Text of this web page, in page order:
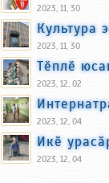
2023, 11, 30
Культура
2023, 11, 30
Тӗплӗ
2023, 12, 02
2023, 12, 04
Икӗ
2023, 12, 04